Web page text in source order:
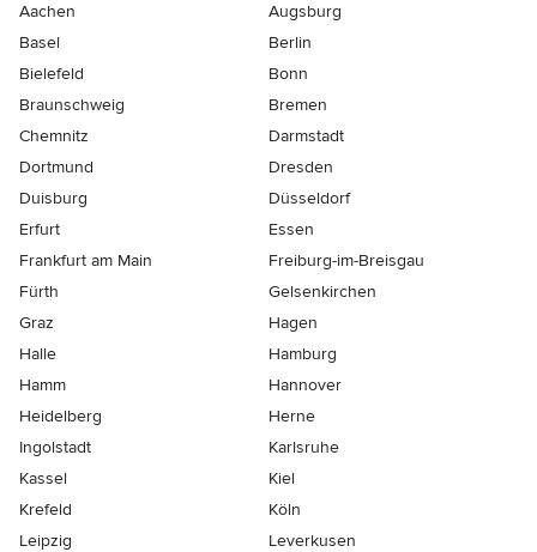
Aachen
Augsburg
Basel
Berlin
Bielefeld
Bonn
Braunschweig
Bremen
Chemnitz
Darmstadt
Dortmund
Dresden
Duisburg
Düsseldorf
Erfurt
Essen
Frankfurt am Main
Freiburg-im-Breisgau
Fürth
Gelsenkirchen
Graz
Hagen
Halle
Hamburg
Hamm
Hannover
Heidelberg
Herne
Ingolstadt
Karlsruhe
Kassel
Kiel
Krefeld
Köln
Leipzig
Leverkusen